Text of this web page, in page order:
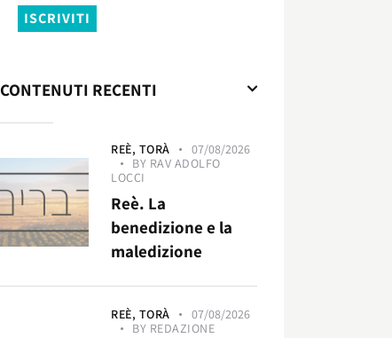
CONTENUTI RECENTI
REÈ, TORÀ
07/08/2026
BY RAV ADOLFO
LOCCI
Reè. La
benedizione e la
maledizione
REÈ, TORÀ
07/08/2026
BY REDAZIONE